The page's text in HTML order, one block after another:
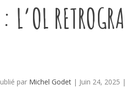
L’OL
par Michel Godet | Juin 24, 2025